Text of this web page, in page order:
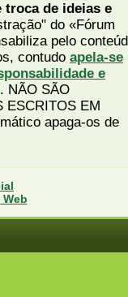
troca de ideias e
do «Fórum
pelo
contudo apela-se
e
. NÃO SÃO
ESCRITOS EM
apaga-os de
Web